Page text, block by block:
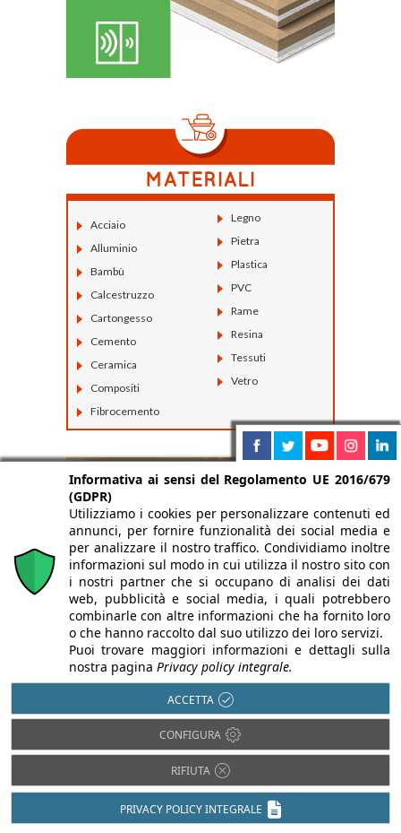
Acciaio
Alluminio
Bambù
Calcestruzzo
Cartongesso
Cemento
Ceramica
Compositi
Fibrocemento
Legno
Pietra
Plastica
PVC
Rame
Resina
Tessuti
Vetro
Informativa ai sensi del Regolamento UE 2016/679
(GDPR)
Utilizziamo i cookies per personalizzare contenuti ed
annunci, per fornire funzionalità dei social media e
per analizzare il nostro traffico. Condividiamo inoltre
informazioni sul modo in cui utilizza il nostro sito con
i nostri partner che si occupano di analisi dei dati
web, pubblicità e social media, i quali potrebbero
combinarle con altre informazioni che ha fornito loro
o che hanno raccolto dal suo utilizzo dei loro servizi.
Puoi trovare maggiori informazioni e dettagli sulla
nostra pagina Privacy policy integrale.
ACCETTA
CONFIGURA
RIFIUTA
PRIVACY POLICY INTEGRALE